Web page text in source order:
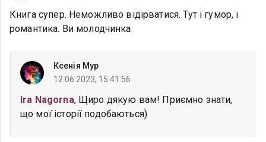
Книга супер. Неможливо відірватися. Тут і гумор, і
романтика. Ви молодчинка
Ксенія Мур
12.06.2023, 15:41:56
Ira Nagorna, Щиро дякую вам! Приємно знати,
що мої історії подобаються)